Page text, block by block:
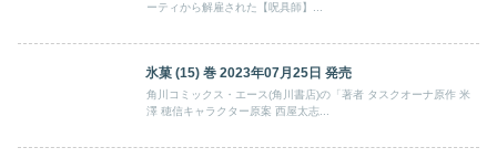
ーティから解雇された【呪具師】...
氷菓 (15) 巻 2023年07月25日 発売
角川コミックス・エース(角川書店)の「著者 タスクオーナ原作 米
澤 穂信キャラクター原案 西屋太志...